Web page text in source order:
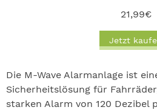
21,99€
Jetzt
Die M-Wave Alarmanlage ist
Sicherheitslösung für
starken Alarm von 120 Dezibel